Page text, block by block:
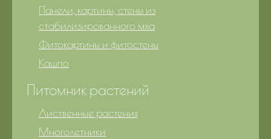
Панели, картины, стены из
стабилизированного мха
Фитокартины и фитостены
Кашпо
Питомник растений
Лиственные растения
Многолетники